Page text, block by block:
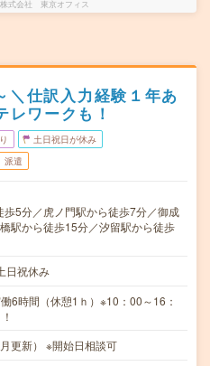
式会社 東京オフィス
＼仕訳入力経験１年あ
ワークも！
土日祝日が休み
派遣
歩5分／虎ノ門駅から徒歩7分／御成
駅から徒歩15分／汐留駅から徒歩
日祝休み
6時間（休憩1ｈ）※10：00～16：
更新） ※開始日相談可